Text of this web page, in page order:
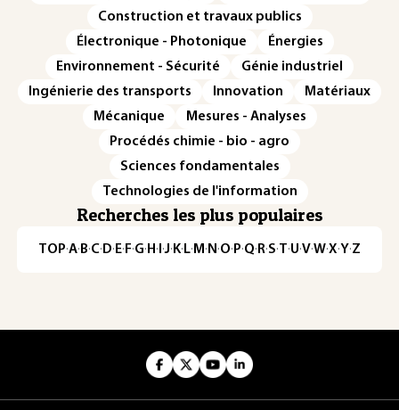
Construction et travaux publics
Électronique - Photonique
Énergies
Environnement - Sécurité
Génie industriel
Ingénierie des transports
Innovation
Matériaux
Mécanique
Mesures - Analyses
Procédés chimie - bio - agro
Sciences fondamentales
Technologies de l'information
Recherches les plus populaires
TOP·A·B·C· D· E· F·G· H · ·J· K· L· M · N ·O· P·Q· R·S·T·U·V·W·X·Y·Z